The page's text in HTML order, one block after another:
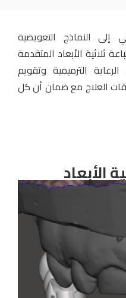
الأبعاد
إلى النماذج التعويضية
ثلاثية الأبعاد المتقدمة
الترميمية وتقويم
العلاج مع ضمان أن كل